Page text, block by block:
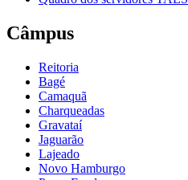
Câmpus
Reitoria
Bagé
Camaquã
Charqueadas
Gravataí
Jaguarão
Lajeado
Novo Hamburgo